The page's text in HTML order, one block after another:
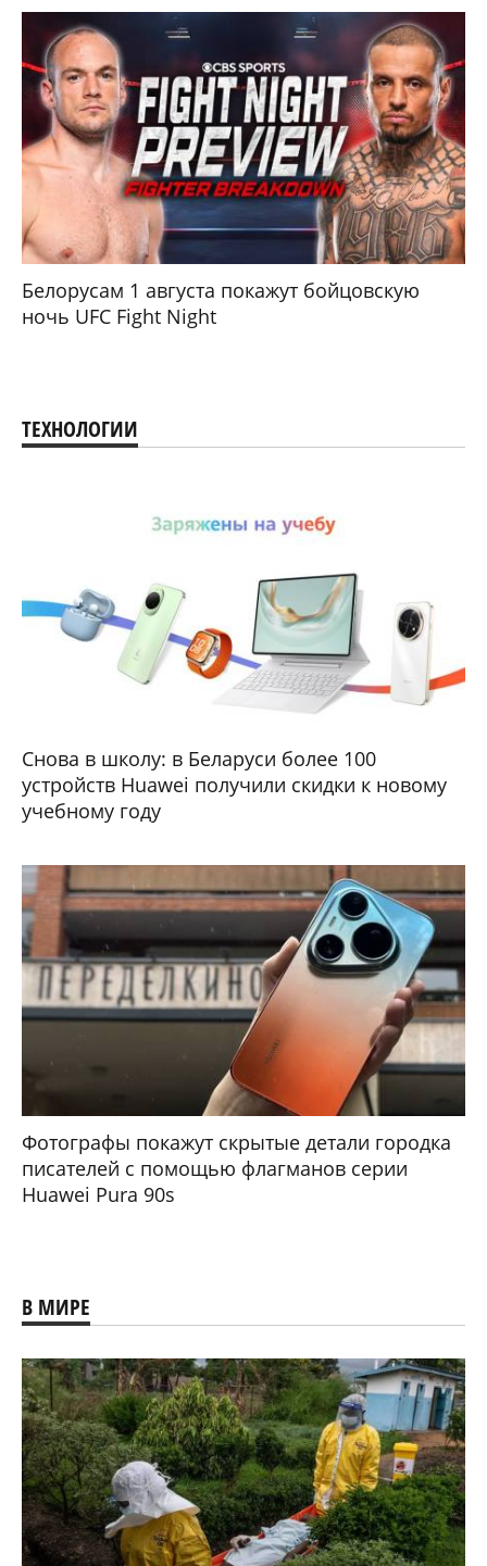
Белорусам 1 августа покажут бойцовскую
ночь UFC Fight Night
ТЕХНОЛОГИИ
Снова в школу: в Беларуси более 100
устройств Huawei получили скидки к новому
учебному году
Фотографы покажут скрытые детали городка
писателей с помощью флагманов серии
Huawei Pura 90s
В МИРЕ